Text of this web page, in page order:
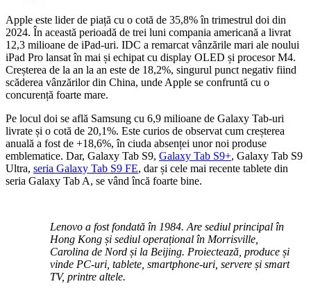
Apple este lider de piață cu o cotă de 35,8% în trimestrul doi din
2024. În această perioadă de trei luni compania americană a livrat
12,3 milioane de iPad-uri. IDC a remarcat vânzările mari ale noului
iPad Pro lansat în mai și echipat cu display OLED și procesor M4.
Creșterea de la an la an este de 18,2%, singurul punct negativ fiind
scăderea vânzărilor din China, unde Apple se confruntă cu o
concurență foarte mare.
Pe locul doi se află Samsung cu 6,9 milioane de Galaxy Tab-uri
livrate și o cotă de 20,1%. Este curios de observat cum creșterea
anuală a fost de +18,6%, în ciuda absenței unor noi produse
emblematice. Dar, Galaxy Tab S9, Galaxy Tab S9+, Galaxy Tab S9
Ultra, seria Galaxy Tab S9 FE, dar și cele mai recente tablete din
seria Galaxy Tab A, se vând încă foarte bine.
Lenovo a fost fondată în 1984. Are sediul principal în
Hong Kong și sediul operațional în Morrisville,
Carolina de Nord și la Beijing. Proiectează, produce și
vinde PC-uri, tablete, smartphone-uri, servere și smart
TV, printre altele.